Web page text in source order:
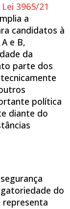
3965/21
a
candidatos à
e B,
da
parte dos
política
diante do
do
representa